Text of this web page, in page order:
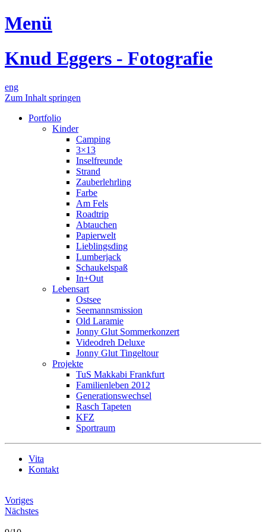
Menü
Knud Eggers - Fotografie
eng
Zum Inhalt springen
Portfolio
Kinder
Camping
3×13
Inselfreunde
Strand
Zauberlehrling
Farbe
Am Fels
Roadtrip
Abtauchen
Papierwelt
Lieblingsding
Lumberjack
Schaukelspaß
In+Out
Lebensart
Ostsee
Seemannsmission
Old Laramie
Jonny Glut Sommerkonzert
Videodreh Deluxe
Jonny Glut Tingeltour
Projekte
TuS Makkabi Frankfurt
Familienleben 2012
Generationswechsel
Rasch Tapeten
KFZ
Sportraum
Vita
Kontakt
Voriges
Nächstes